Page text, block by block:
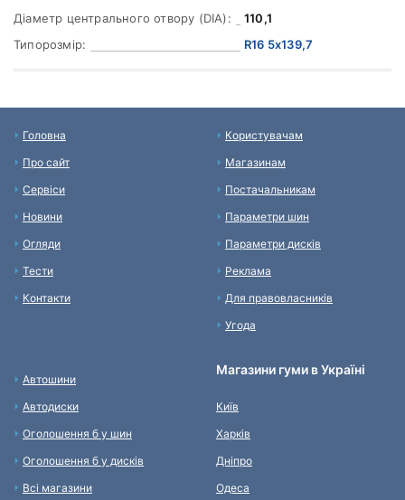
Діаметр центрального отвору (DIA):
110,1
Типорозмір:
R16 5x139,7
Головна
Про сайт
Сервіси
Новини
Огляди
Тести
Контакти
Користувачам
Магазинам
Постачальникам
Параметри шин
Параметри дисків
Реклама
Для правовласників
Угода
Автошини
Автодиски
Оголошення б у шин
Оголошення б у дисків
Всі магазини
Магазини гуми в Україні
Київ
Харків
Дніпро
Одеса